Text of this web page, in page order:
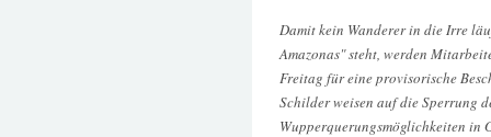
Damit kein Wanderer in die Irre
Amazonas" steht, werden
Freitag für eine provisorische
Schilder weisen auf die Sperrung
Wupperquerungsmöglichkeiten in